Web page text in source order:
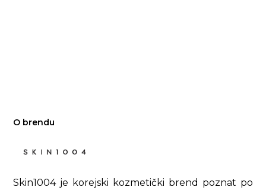
O brendu
Skin1004 je korejski kozmetički brend poznat po